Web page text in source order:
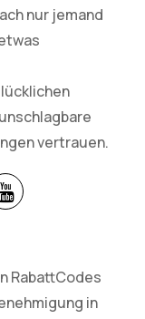
nur jemand
vertrauen.
RabattCodes
in